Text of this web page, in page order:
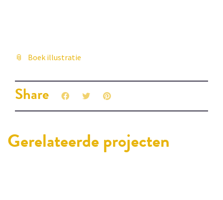
Boek illustratie
Share
Gerelateerde projecten